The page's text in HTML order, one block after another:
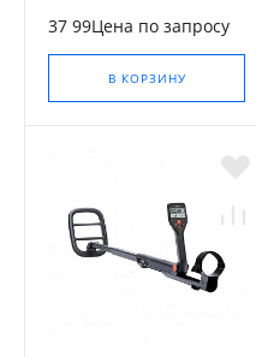
37 99Цена по запросу
В КОРЗИНУ